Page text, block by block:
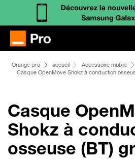
Orange pro accueil
Accessoire mobile
Casque OpenMove Shokz à conduction
Casque
Shokz à
osseuse (BT)